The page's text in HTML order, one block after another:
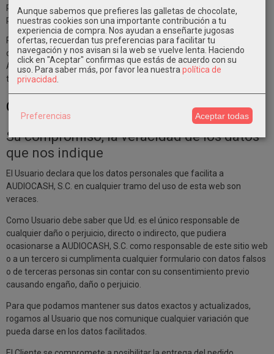
por error de El Vendedor, éste le será retirado y se le entregará el
producto correcto sin ningún cargo adicional para el comprador.
Para cualquier incidencia relacionada con la devolución de artículos
de nuestra tienda puede contactar con nuestro Departamento de
Atención al cliente vía email:info@audiocashonline.como por
teléfono 947074533.
Obligaciones del Cliente
Su compromiso, la veracidad de los datos
que nos indique
El Usuario declara que los datos personales que facilita a
AUDIOCASH, S.C. en cualquier tramo del uso de esta web son
veraces.
Como Usuario debe saber que Ud. es el único responsable de
cualquier daño o perjuicio, directo o indirecto, que pudiera
ocasionarse a AUDIOCASH, S.C. como responsable de este sitio web
o a un tercero si cumplimenta cualquier formulario con datos falsos
o de terceras personas sin contar con su consentimiento previo
causando engaño, daño o perjuicio.
Para que podamos mantener sus datos exactos y actualizados,
rogamos al Usuario que nos comunique cualquier variación que
pueda darse en los datos facilitados.
Aunque sabemos que prefieres las galletas de chocolate,
nuestras cookies son una importante contribución a tu
experiencia de compra. Nos ayudan a enseñarte jugosas
ofertas, recuerdan tus preferencias para facilitar tu
navegación y nos avisan si la web se vuelve lenta. Haciendo
click en "Aceptar" confirmas que estás de acuerdo con su
uso. Para saber más, por favor lea nuestra política de
privacidad
Preferencias Aceptar todas